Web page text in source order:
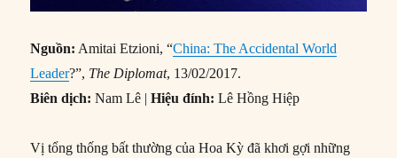
Nguồn: Amitai Etzioni, “China: The Accidental World
Leader?”, The Diplomat, 13/02/2017.
Biên dịch: Nam Lê |Hiệu đính:Lê Hồng Hiệp
Vị tổng thống bất thường của Hoa Kỳ đã khơi gợi những